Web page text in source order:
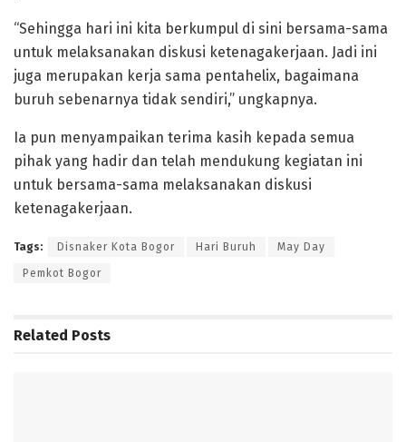
“Sehingga hari ini kita berkumpul di sini bersama-sama
untuk melaksanakan diskusi ketenagakerjaan. Jadi ini
juga merupakan kerja sama pentahelix, bagaimana
buruh sebenarnya tidak sendiri,” ungkapnya.
Ia pun menyampaikan terima kasih kepada semua
pihak yang hadir dan telah mendukung kegiatan ini
untuk bersama-sama melaksanakan diskusi
ketenagakerjaan.
Tags: Disnaker Kota Bogor Hari Buruh May Day
Pemkot Bogor
Related Posts